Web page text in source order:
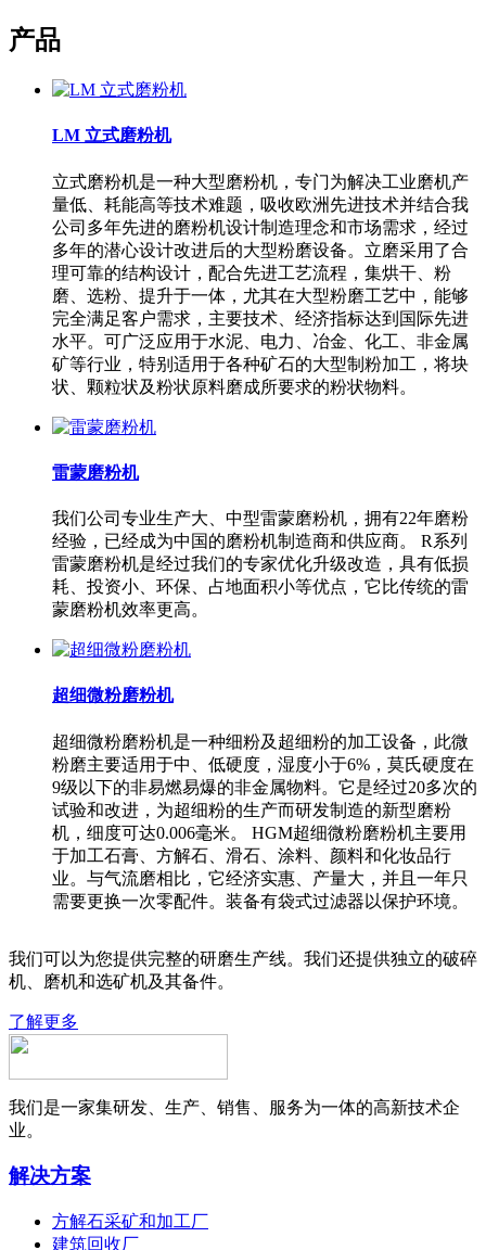
产品
LM 立式磨粉机
立式磨粉机是一种大型磨粉机，专门为解决工业磨机产
量低、耗能高等技术难题，吸收欧洲先进技术并结合我
公司多年先进的磨粉机设计制造理念和市场需求，经过
多年的潜心设计改进后的大型粉磨设备。立磨采用了合
理可靠的结构设计，配合先进工艺流程，集烘干、粉
磨、选粉、提升于一体，尤其在大型粉磨工艺中，能够
完全满足客户需求，主要技术、经济指标达到国际先进
水平。可广泛应用于水泥、电力、冶金、化工、非金属
矿等行业，特别适用于各种矿石的大型制粉加工，将块
状、颗粒状及粉状原料磨成所要求的粉状物料。
雷蒙磨粉机
我们公司专业生产大、中型雷蒙磨粉机，拥有22年磨粉
经验，已经成为中国的磨粉机制造商和供应商。 R系列
雷蒙磨粉机是经过我们的专家优化升级改造，具有低损
耗、投资小、环保、占地面积小等优点，它比传统的雷
蒙磨粉机效率更高。
超细微粉磨粉机
超细微粉磨粉机是一种细粉及超细粉的加工设备，此微
粉磨主要适用于中、低硬度，湿度小于6%，莫氏硬度在
9级以下的非易燃易爆的非金属物料。它是经过20多次的
试验和改进，为超细粉的生产而研发制造的新型磨粉
机，细度可达0.006毫米。 HGM超细微粉磨粉机主要用
于加工石膏、方解石、滑石、涂料、颜料和化妆品行
业。与气流磨相比，它经济实惠、产量大，并且一年只
需要更换一次零配件。装备有袋式过滤器以保护环境。
我们可以为您提供完整的研磨生产线。我们还提供独立的破碎
机、磨机和选矿机及其备件。
了解更多
我们是一家集研发、生产、销售、服务为一体的高新技术企
业。
解决方案
方解石采矿和加工厂
建筑回收厂